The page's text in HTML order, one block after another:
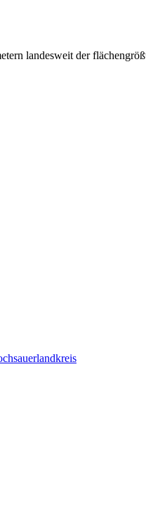
landesweit der